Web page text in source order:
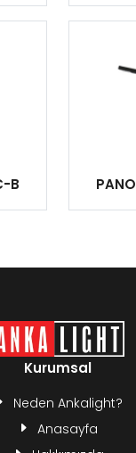
B
Kurumsal
Neden Ankalight?
Anasayfa